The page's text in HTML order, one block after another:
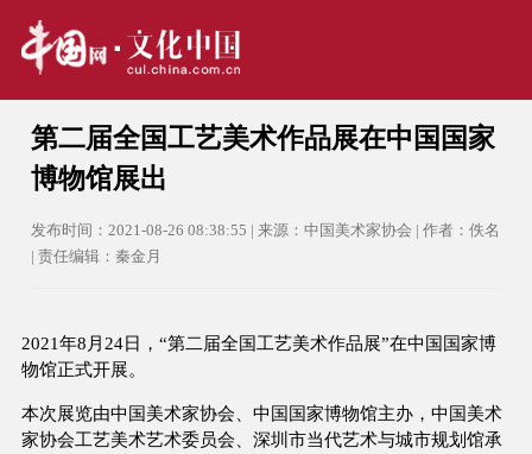
第二届全国工艺美术作品展在中国国家
博物馆展出
发布时间：2021-08-26 08:38:55 | 来源：中国美术家协会 | 作者：佚名
| 责任编辑：秦金月
2021年8月24日，“第二届全国工艺美术作品展”在中国国家博
物馆正式开展。
本次展览由中国美术家协会、中国国家博物馆主办，中国美术
家协会工艺美术艺术委员会、深圳市当代艺术与城市规划馆承